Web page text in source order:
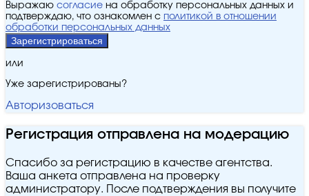
Выражаю согласие на обработку персональных данных и
подтверждаю, что ознакомлен с политикой в отношении
обработки персональных данных
Зарегистрироваться
или
Уже зарегистрированы?
Авторизоваться
Регистрация отправлена на модерацию
Спасибо за регистрацию в качестве агентства.
Ваша анкета отправлена на проверку
администратору. После подтверждения вы получите